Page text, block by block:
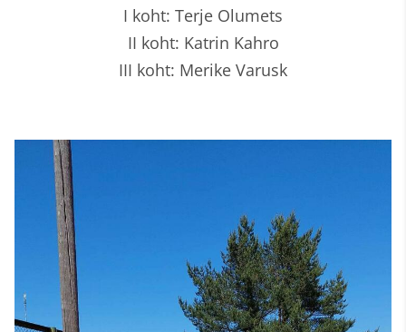
I koht: Terje Olumets
II koht: Katrin Kahro
III koht: Merike Varusk